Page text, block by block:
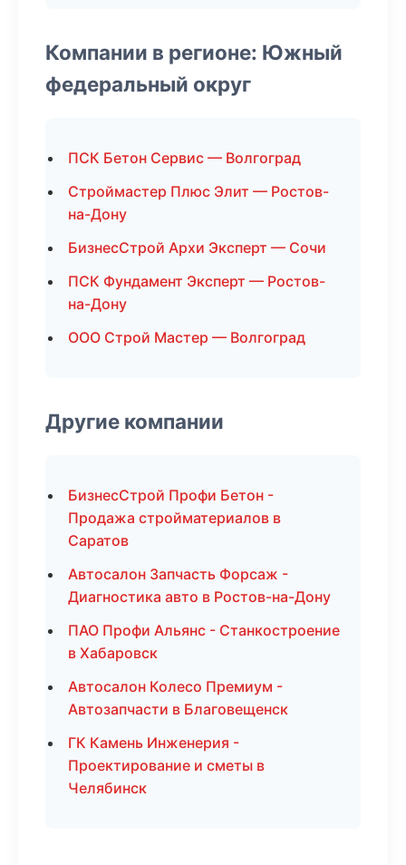
Компании в регионе: Южный
федеральный округ
ПСК Бетон Сервис — Волгоград
Строймастер Плюс Элит — Ростов-
на-Дону
БизнесСтрой Архи Эксперт — Сочи
ПСК Фундамент Эксперт — Ростов-
на-Дону
ООО Строй Мастер — Волгоград
Другие компании
БизнесСтрой Профи Бетон -
Продажа стройматериалов в
Саратов
Автосалон Запчасть Форсаж -
Диагностика авто в Ростов-на-Дону
ПАО Профи Альянс - Станкостроение
в Хабаровск
Автосалон Колесо Премиум -
Автозапчасти в Благовещенск
ГК Камень Инженерия -
Проектирование и сметы в
Челябинск